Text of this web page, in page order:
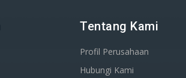
Tentang Kami
Profil Perusahaan
Hubungi Kami